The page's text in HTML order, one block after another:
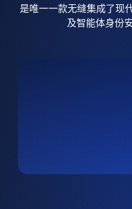
是唯一一款无缝集成了现
及智能体身份